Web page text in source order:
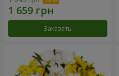
Заказать